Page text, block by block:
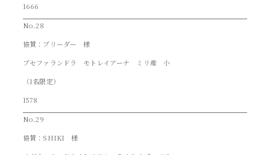
1666
No.28
協賛：ブリーダー 様
ブセファランドラ モトレイアーナ ミリ産 小
（1名限定）
1578
No.29
協賛：SHIKI 様